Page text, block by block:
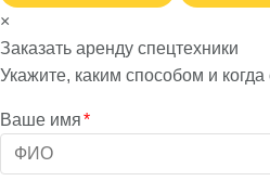
×
Заказать аренду спецтехники
Укажите, каким способом и
Ваше имя*